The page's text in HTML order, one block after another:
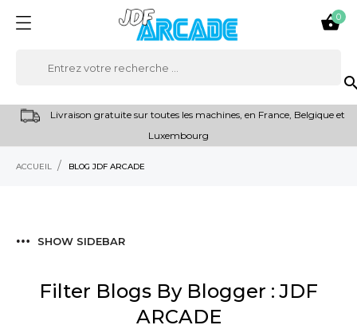

0
Livraison gratuite sur toutes les machines, en France, Belgique et
Luxembourg
ACCUEIL BLOG JDF ARCADE
SHOW SIDEBAR
Filter Blogs By Blogger :JDF
ARCADE